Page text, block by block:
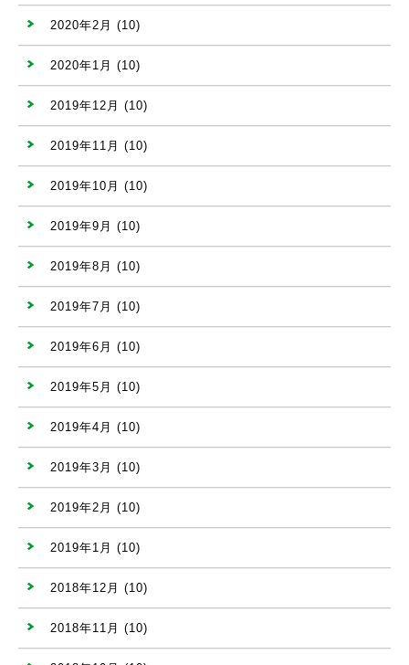
2020年2月 (10)
2020年1月 (10)
2019年12月 (10)
2019年11月 (10)
2019年10月 (10)
2019年9月 (10)
2019年8月 (10)
2019年7月 (10)
2019年6月 (10)
2019年5月 (10)
2019年4月 (10)
2019年3月 (10)
2019年2月 (10)
2019年1月 (10)
2018年12月 (10)
2018年11月 (10)